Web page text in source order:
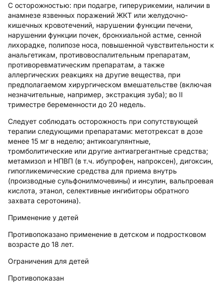
С осторожностью: при подагре, гиперурикемии, наличии в
анамнезе язвенных поражений ЖКТ или желудочно-
кишечных кровотечений, нарушении функции печени,
нарушении функции почек, бронхиальной астме, сенной
лихорадке, полипозе носа, повышенной чувствительности к
анальгетикам, противовоспалительным препаратам,
противоревматическим препаратам, а также
аллергических реакциях на другие вещества, при
предполагаемом хирургическом вмешательстве (включая
незначительные, например, экстракция зуба); во II
триместре беременности до 20 недель.
Следует соблюдать осторожность при сопутствующей
терапии следующими препаратами: метотрексат в дозе
менее 15 мг в неделю; антикоагулянтные,
тромболитические или другие антиагрегантные средства;
метамизол и НПВП (в т.ч. ибупрофен, напроксен), дигоксин,
гипогликемические средства для приема внутрь
(производные сульфонилмочевины) и инсулин, вальпроевая
кислота, этанол, селективные ингибиторы обратного
захвата серотонина).
Применение у детей
Противопоказано применение в детском и подростковом
возрасте до 18 лет.
Ограничения для детей
Противопоказан